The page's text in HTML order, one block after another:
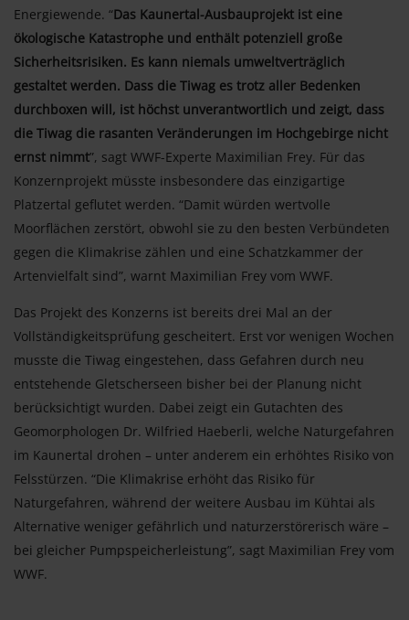
Energiewende. “Das Kaunertal-Ausbauprojekt ist eine
ökologische Katastrophe und enthält potenziell große
Sicherheitsrisiken. Es kann niemals umweltverträglich
gestaltet werden. Dass die Tiwag es trotz aller Bedenken
durchboxen will, ist höchst unverantwortlich und zeigt, dass
die Tiwag die rasanten Veränderungen im Hochgebirge nicht
ernst nimmt”, sagt WWF-Experte Maximilian Frey. Für das
Konzernprojekt müsste insbesondere das einzigartige
Platzertal geflutet werden. “Damit würden wertvolle
Moorflächen zerstört, obwohl sie zu den besten Verbündeten
gegen die Klimakrise zählen und eine Schatzkammer der
Artenvielfalt sind”, warnt Maximilian Frey vom WWF.
Das Projekt des Konzerns ist bereits drei Mal an der
Vollständigkeitsprüfung gescheitert. Erst vor wenigen Wochen
musste die Tiwag eingestehen, dass Gefahren durch neu
entstehende Gletscherseen bisher bei der Planung nicht
berücksichtigt wurden. Dabei zeigt ein Gutachten des
Geomorphologen Dr. Wilfried Haeberli, welche Naturgefahren
im Kaunertal drohen – unter anderem ein erhöhtes Risiko von
Felsstürzen. “Die Klimakrise erhöht das Risiko für
Naturgefahren, während der weitere Ausbau im Kühtai als
Alternative weniger gefährlich und naturzerstörerisch wäre –
bei gleicher Pumpspeicherleistung”, sagt Maximilian Frey vom
WWF.